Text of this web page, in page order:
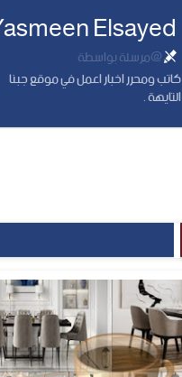
PlusElsayed
@مرسلة بواسطة
كاتب ومحرر اخبار اعمل في موقع جبنا
التايهة .